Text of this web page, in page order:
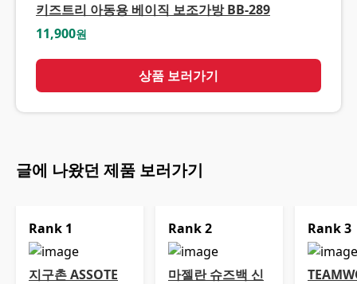
키즈트리 아동용 베이직 보조가방 BB-289
11,900원
상품 보러가기
글에 나왔던 제품 보러가기
Rank 1
지구촌 ASSOTE
Rank2
마젤란 슈즈백 신
Rank3